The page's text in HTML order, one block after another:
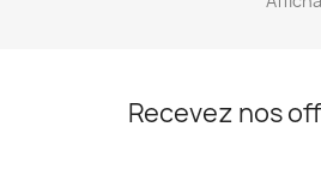
Recevez nos